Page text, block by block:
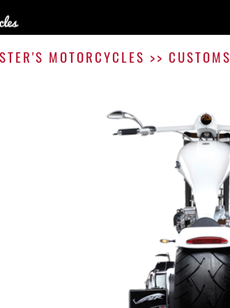
MOTORCYCLES >> CUSTOMS